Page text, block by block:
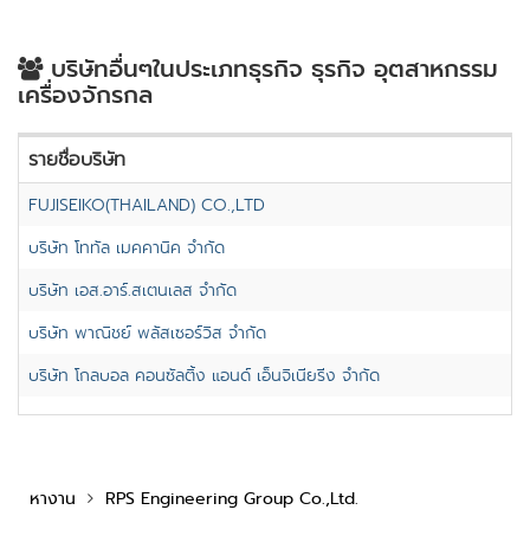
บริษัทอื่นๆในประเภทธุรกิจ ธุรกิจ อุตสาหกรรม
เครื่องจักรกล
รายชื่อบริษัท
FUJISEIKO(THAILAND) CO.,LTD
บริษัท โททัล เมคคานิค จำกัด
บริษัท เอส.อาร์.สเตนเลส จำกัด
บริษัท พาณิชย์ พลัสเซอร์วิส จำกัด
บริษัท โกลบอล คอนซัลติ้ง แอนด์ เอ็นจิเนียริ่ง จำกัด
หางาน RPS Engineering Group Co.,Ltd.